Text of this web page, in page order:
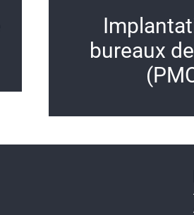
bureaux